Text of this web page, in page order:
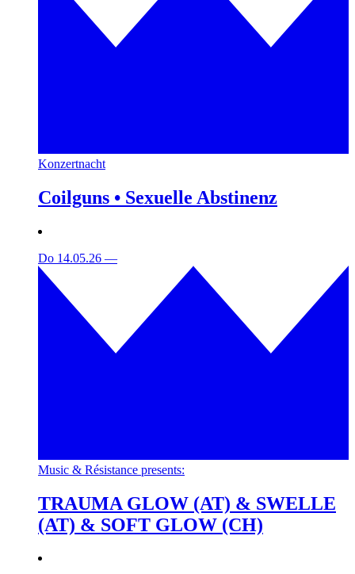
Konzertnacht
Coilguns • Sexuelle Abstinenz
Do 14.05.26 —
Music & Résistance presents:
TRAUMA GLOW (AT) & SWELLE
(AT) & SOFT GLOW (CH)